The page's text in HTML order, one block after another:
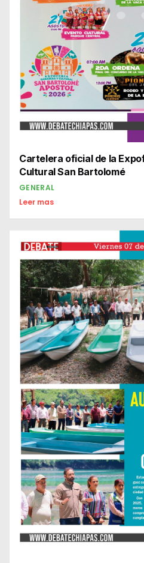
Cartelera oficial de la
Cultural San Bartolomé
GENERAL
Leer mas